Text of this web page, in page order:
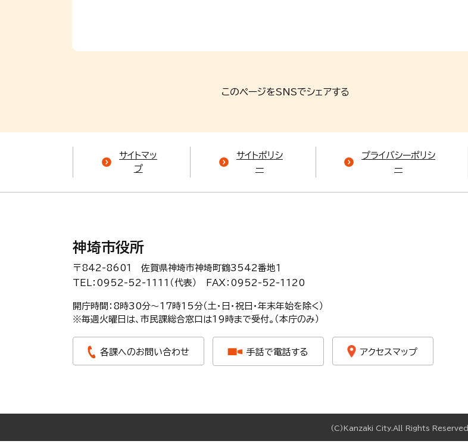
このページをSNSでシェアする
サイトマッ
プ
サイトポリシ
ー
プライバシーポリシ
ー
神埼市役所
〒842-8601 佐賀県神埼市神埼町鶴3542番地１
TEL：0952-52-1111（代表）
FAX：0952-52-1120
開庁時間：8時30分〜17時15分（土・日・祝日・年末年始を除く）
※毎週火曜日は、市民課総合窓口は19時まで受付。（本庁のみ）
各課へのお問い合わせ 手話で電話する アクセスマップ
(C)Kanzaki City.All Rights Reserved.